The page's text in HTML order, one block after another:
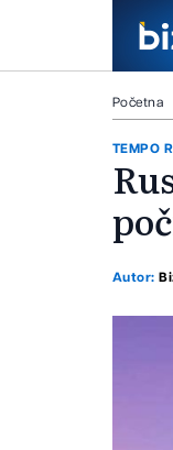
Početna
TEMPO
Autor: